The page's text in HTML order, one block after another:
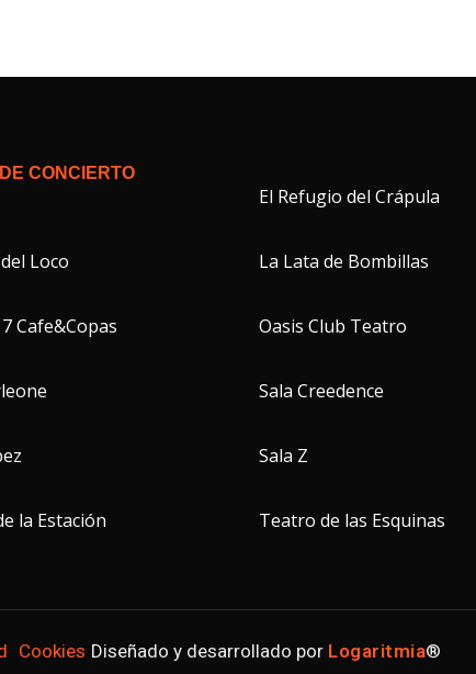
CONCIERTO
El Refugio del Crápula
Loco La Lata de Bombillas
Cafe&Copas Oasis Club Teatro
Sala Creedence
Sala Z
la Estación Teatro de las Esquinas
Cookies Diseñado y desarrollado por Logaritmia®